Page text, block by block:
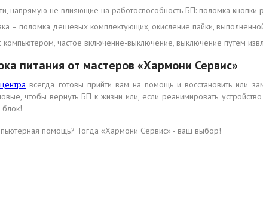
напрямую не влияющие на работоспособность БП: поломка кнопки
– поломка дешевых комплектующих, окисление пайки,
частое включение-выключение, выключение путем
питания от мастеров «Хармони Сервис»
всегда готовы прийти вам на помощь и восстановить или
чтобы вернуть БП к жизни или, если реанимировать
помощь? Тогда «Хармони Сервис» - ваш выбор!